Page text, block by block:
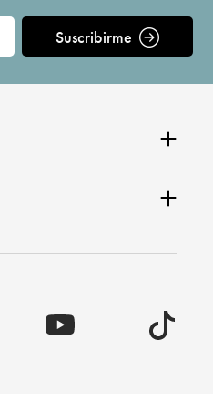
Suscribirme